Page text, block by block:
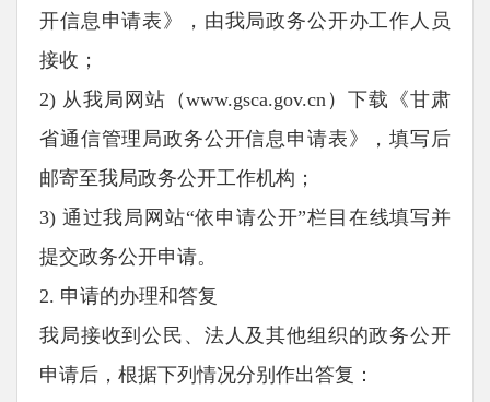
开信息申请表》，由我局政务公开办工作人员
接收；
2) 从我局网站（www.gsca.gov.cn）下载《甘肃
省通信管理局政务公开信息申请表》，填写后
邮寄至我局政务公开工作机构；
3) 通过我局网站“依申请公开”栏目在线填写并
提交政务公开申请。
2. 申请的办理和答复
我局接收到公民、法人及其他组织的政务公开
申请后，根据下列情况分别作出答复：